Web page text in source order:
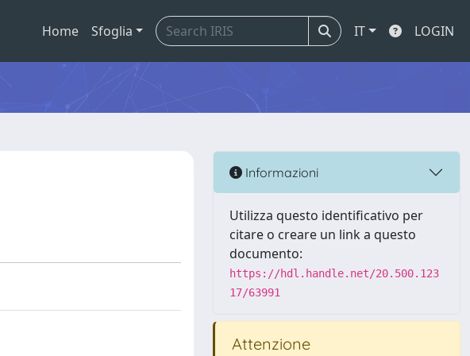
Home Sfoglia IT LOGIN
Informazioni
Utilizza questo identificativo per
citare o creare un link a questo
documento:
https://hdl.handle.net/20.500.123
17/63991
Attenzione